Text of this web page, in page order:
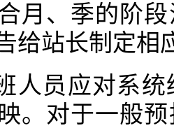
月、季的阶
给站长制定相
人员应对系
。对于一般